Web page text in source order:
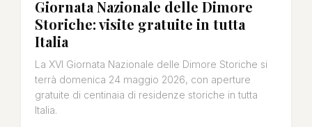
Giornata Nazionale delle Dimore
Storiche: visite gratuite in tutta
Italia
La XVI Giornata Nazionale delle Dimore Storiche si
terrà domenica 24 maggio 2026, con aperture
gratuite di centinaia di residenze storiche in tutta
Italia.